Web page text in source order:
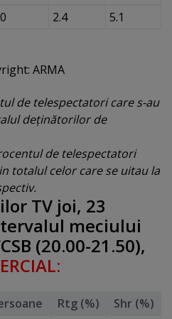
2.4 5.1
ARMA
de telespectatori care s-au
deţinătorilor de
de telespectatori
totalul celor care se uitau la
TV joi, 23
meciului
(20.00-21.50),
Rtg (%)
Shr (%)